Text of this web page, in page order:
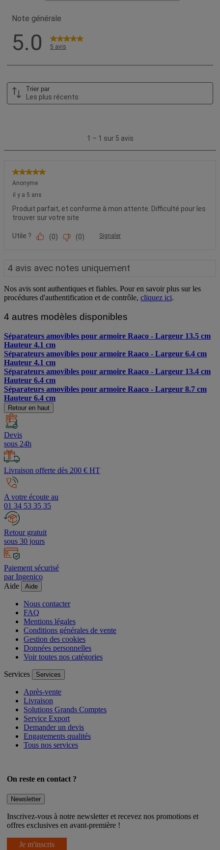
Nos avis sont authentiques et fiables. Pour en savoir plus sur les
procédures d'authentification et de contrôle, cliquez ici.
4 autres modèles disponibles
Séparateurs amovibles pour armoire Raaco - Largeur 13.5 cm
Hauteur 4.1 cm
Séparateurs amovibles pour armoire Raaco - Largeur 6.4 cm
Hauteur 4.1 cm
Séparateurs amovibles pour armoire Raaco - Largeur 13.4 cm
Hauteur 6.4 cm
Séparateurs amovibles pour armoire Raaco - Largeur 8.7 cm
Hauteur 6.4 cm
Retour en haut
Devis
sous 24h
Livraison offerte dès 200 € HT
A votre écoute au
01 34 53 35 35
Retour gratuit
sous 30 jours
Paiement sécurisé
par Ingenico
Aide
Aide
Nous contacter
FAQ
Mentions légales
Conditions générales de vente
Gestion des cookies
Données personnelles
Voir toutes nos catégories
Services Services
Après-vente
Livraison
Solutions Grands Comptes
Service Export
Demander un devis
Engagements qualités
Tous nos services
On reste en contact ?
Newsletter
Inscrivez-vous à notre newsletter et recevez nos promotions et
offres exclusives en avant-première !
Je m'inscris